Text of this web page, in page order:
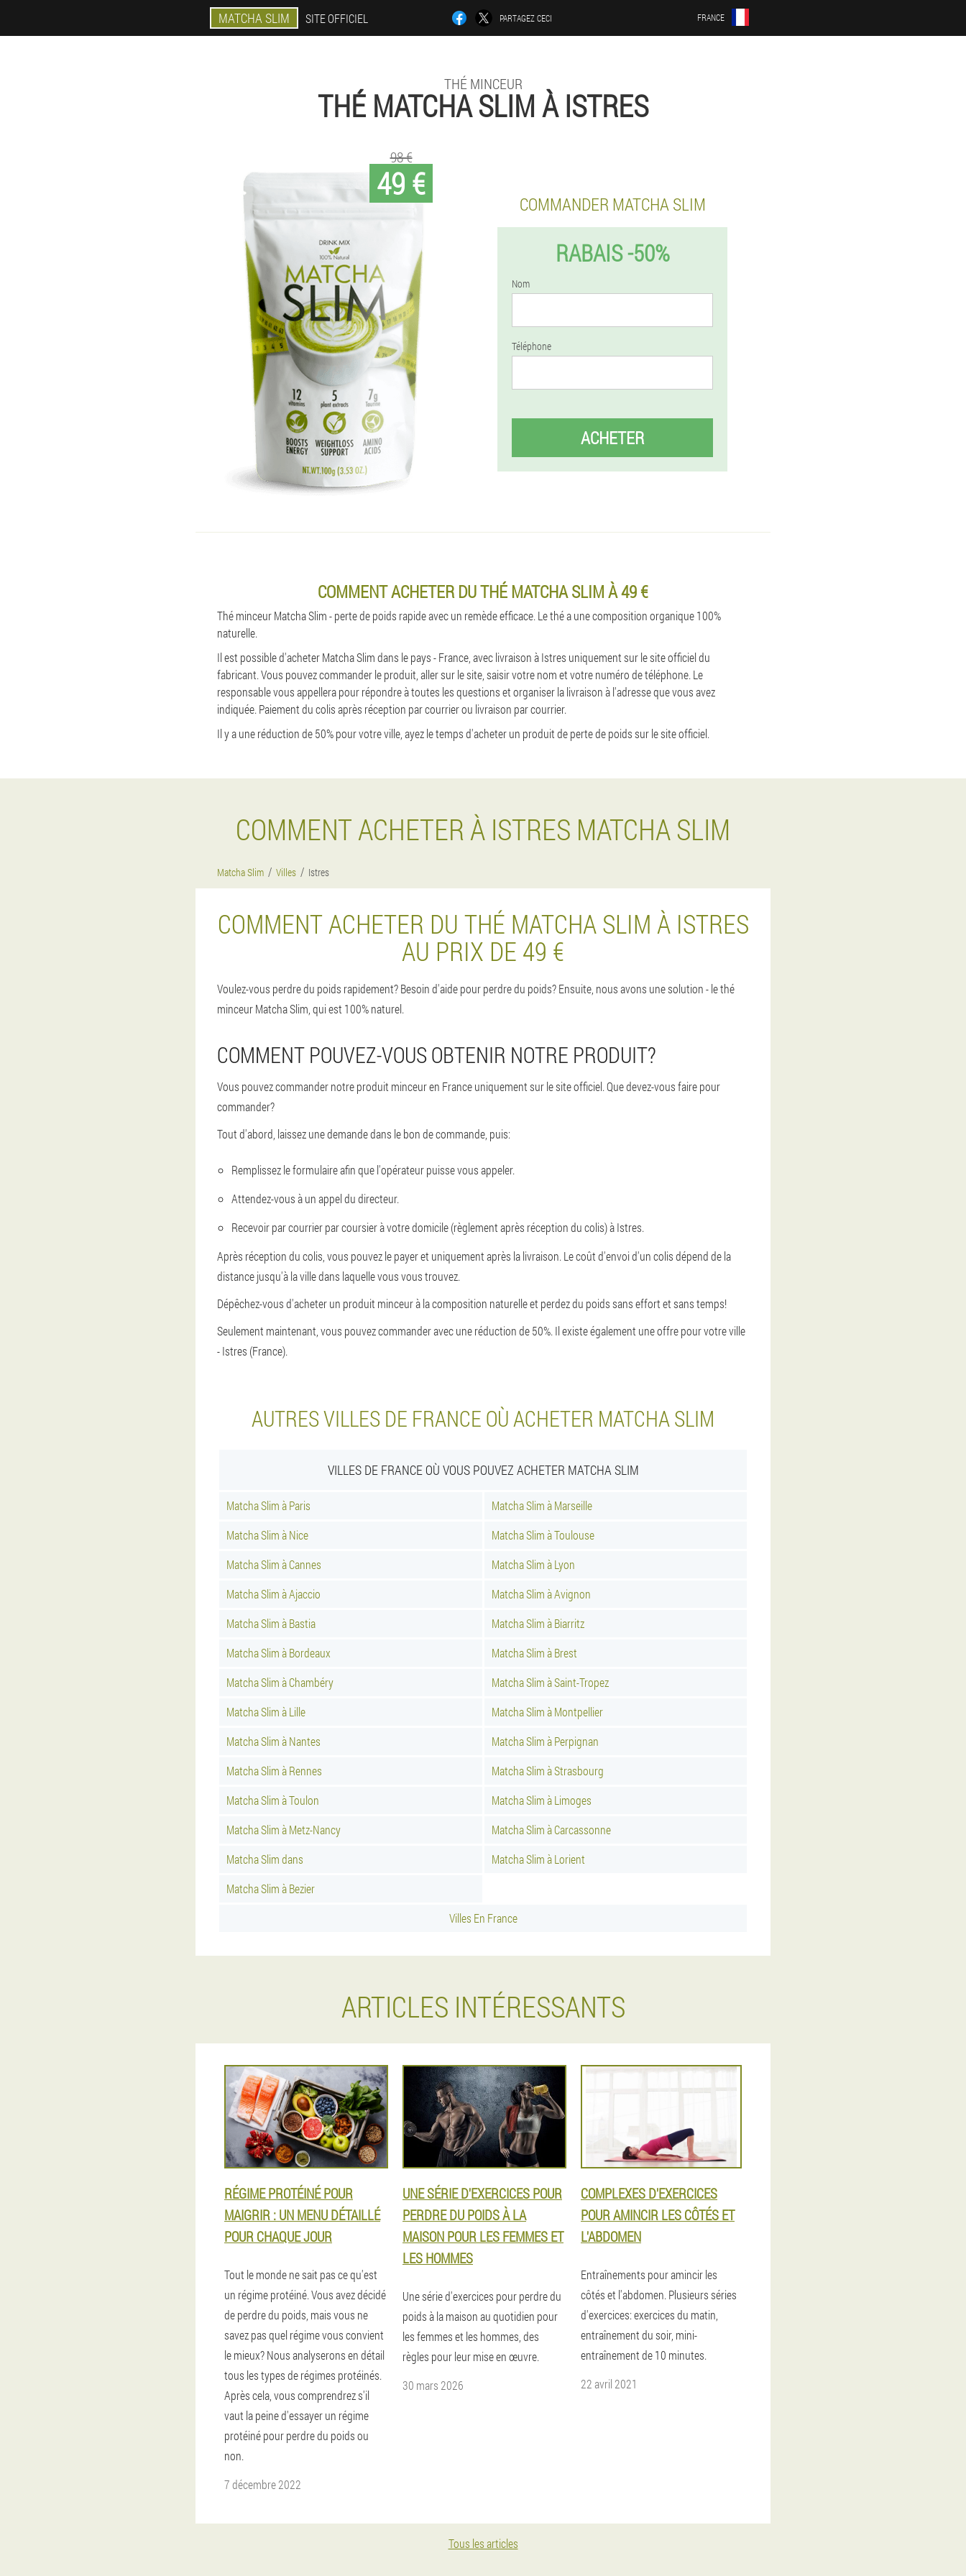
MATCHA SLIM SITE OFFICIEL PARTAGEZ CECI FRANCE
THÉ MINCEUR
THÉ MATCHA SLIM À ISTRES
49 €
98 €
COMMANDER MATCHA SLIM
RABAIS -50%
Nom
Téléphone
ACHETER
COMMENT ACHETER DU THÉ MATCHA SLIM À 49 €
Thé minceur Matcha Slim - perte de poids rapide avec un remède efficace. Le thé a une composition organique 100%
naturelle.
Il est possible d'acheter Matcha Slim dans le pays - France, avec livraison à Istres uniquement sur le site officiel du
fabricant. Vous pouvez commander le produit, aller sur le site, saisir votre nom et votre numéro de téléphone. Le
responsable vous appellera pour répondre à toutes les questions et organiser la livraison à l'adresse que vous avez
indiquée. Paiement du colis après réception par courrier ou livraison par courrier.
Il y a une réduction de 50% pour votre ville, ayez le temps d'acheter un produit de perte de poids sur le site officiel.
COMMENT ACHETER À ISTRES MATCHA SLIM
Matcha Slim Villes Istres
COMMENT ACHETER DU THÉ MATCHA SLIM À ISTRES
AU PRIX DE 49 €
Voulez-vous perdre du poids rapidement? Besoin d'aide pour perdre du poids? Ensuite, nous avons une solution - le thé
minceur Matcha Slim, qui est 100% naturel.
COMMENT POUVEZ-VOUS OBTENIR NOTRE PRODUIT?
Vous pouvez commander notre produit minceur en France uniquement sur le site officiel. Que devez-vous faire pour
commander?
Tout d'abord, laissez une demande dans le bon de commande, puis:
Remplissez le formulaire afin que l'opérateur puisse vous appeler.
Attendez-vous à un appel du directeur.
Recevoir par courrier par coursier à votre domicile (règlement après réception du colis) à Istres.
Après réception du colis, vous pouvez le payer et uniquement après la livraison. Le coût d'envoi d'un colis dépend de la
distance jusqu'à la ville dans laquelle vous vous trouvez.
Dépêchez-vous d'acheter un produit minceur à la composition naturelle et perdez du poids sans effort et sans temps!
Seulement maintenant, vous pouvez commander avec une réduction de 50%. Il existe également une offre pour votre ville
- Istres (France).
AUTRES VILLES DE FRANCE OÙ ACHETER MATCHA SLIM
VILLES DE FRANCE OÙ VOUS POUVEZ ACHETER MATCHA SLIM
Matcha Slim à Paris
Matcha Slim à Marseille
Matcha Slim à Nice
Matcha Slim à Toulouse
Matcha Slim à Cannes
Matcha Slim à Lyon
Matcha Slim à Ajaccio
Matcha Slim à Avignon
Matcha Slim à Bastia
Matcha Slim à Biarritz
Matcha Slim à Bordeaux
Matcha Slim à Brest
Matcha Slim à Chambéry
Matcha Slim à Saint-Tropez
Matcha Slim à Lille
Matcha Slim à Montpellier
Matcha Slim à Nantes
Matcha Slim à Perpignan
Matcha Slim à Rennes
Matcha Slim à Strasbourg
Matcha Slim à Toulon
Matcha Slim à Limoges
Matcha Slim à Metz-Nancy
Matcha Slim à Carcassonne
Matcha Slim dans
Matcha Slim à Lorient
Matcha Slim à Bezier
Villes En France
ARTICLES INTÉRESSANTS
RÉGIME PROTÉINÉ POUR
MAIGRIR : UN MENU DÉTAILLÉ
POUR CHAQUE JOUR
Tout le monde ne sait pas ce qu'est
un régime protéiné. Vous avez décidé
de perdre du poids, mais vous ne
savez pas quel régime vous convient
le mieux? Nous analyserons en détail
tous les types de régimes protéinés.
Après cela, vous comprendrez s'il
vaut la peine d'essayer un régime
protéiné pour perdre du poids ou
non.
7 décembre 2022
UNE SÉRIE D'EXERCICES POUR
PERDRE DU POIDS À LA
MAISON POUR LES FEMMES ET
LES HOMMES
Une série d'exercices pour perdre du
poids à la maison au quotidien pour
les femmes et les hommes, des
règles pour leur mise en œuvre.
30 mars 2026
COMPLEXES D'EXERCICES
POUR AMINCIR LES CÔTÉS ET
L'ABDOMEN
Entraînements pour amincir les
côtés et l'abdomen. Plusieurs séries
d'exercices: exercices du matin,
entraînement du soir, mini-
entraînement de 10 minutes.
22 avril 2021
Tous les articles